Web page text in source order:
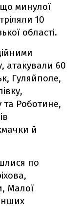
минулої
10
області.
атакували 60
Гуляйполе,
та Роботине,
й
по
Малої